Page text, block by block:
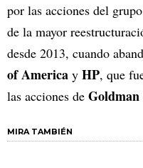
por las acciones del
de la mayor
desde 2013, cuando
of America y HP, que
las acciones de Goldman
MIRA TAMBIÉN